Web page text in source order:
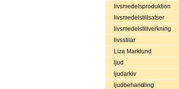
livsmedelsproduktion
livsmedelstillsatser
livsmedelstillverkning
livsstilar
Liza Marklund
ljud
ljudarkiv
ljudbehandling